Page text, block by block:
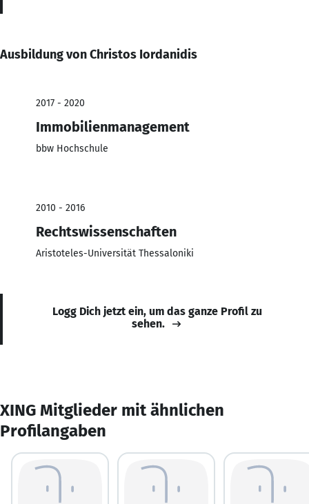
Ausbildung von Christos Iordanidis
2017 - 2020
Immobilienmanagement
bbw Hochschule
2010 - 2016
Rechtswissenschaften
Aristoteles-Universität Thessaloniki
Logg Dich jetzt ein, um das ganze Profil zu
sehen.
XING Mitglieder mit ähnlichen
Profilangaben